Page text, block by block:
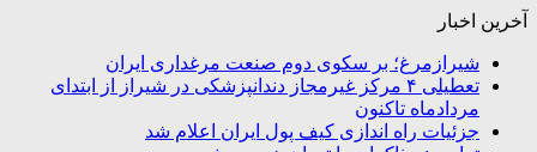
آخرین اخبار
شیرازمرغ؛ بر سکوی دوم صنعت مرغداری ایران
تعطیلی ۴ مرکز غیرمجاز دندانپزشکی در شیراز از ابتدای
مردادماه تاکنون
جزئیات راه اندازی کیف پول ایران اعلام شد